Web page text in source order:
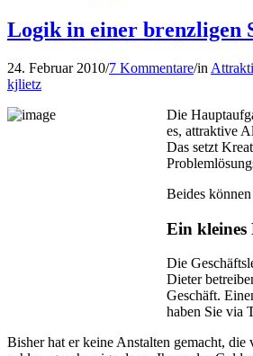
Logik in einer brenzligen
24. Februar 2010/7 Kommentare/in
kjlietz
Die
es, attraktive
Das setzt
Beides
Ein kleines
Die
Dieter
Geschäft.
haben Sie via
Bisher hat er keine Anstalten gemacht, die